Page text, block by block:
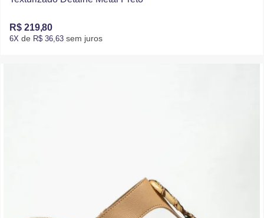
R$ 219,80
6X de R$ 36,63 sem juros